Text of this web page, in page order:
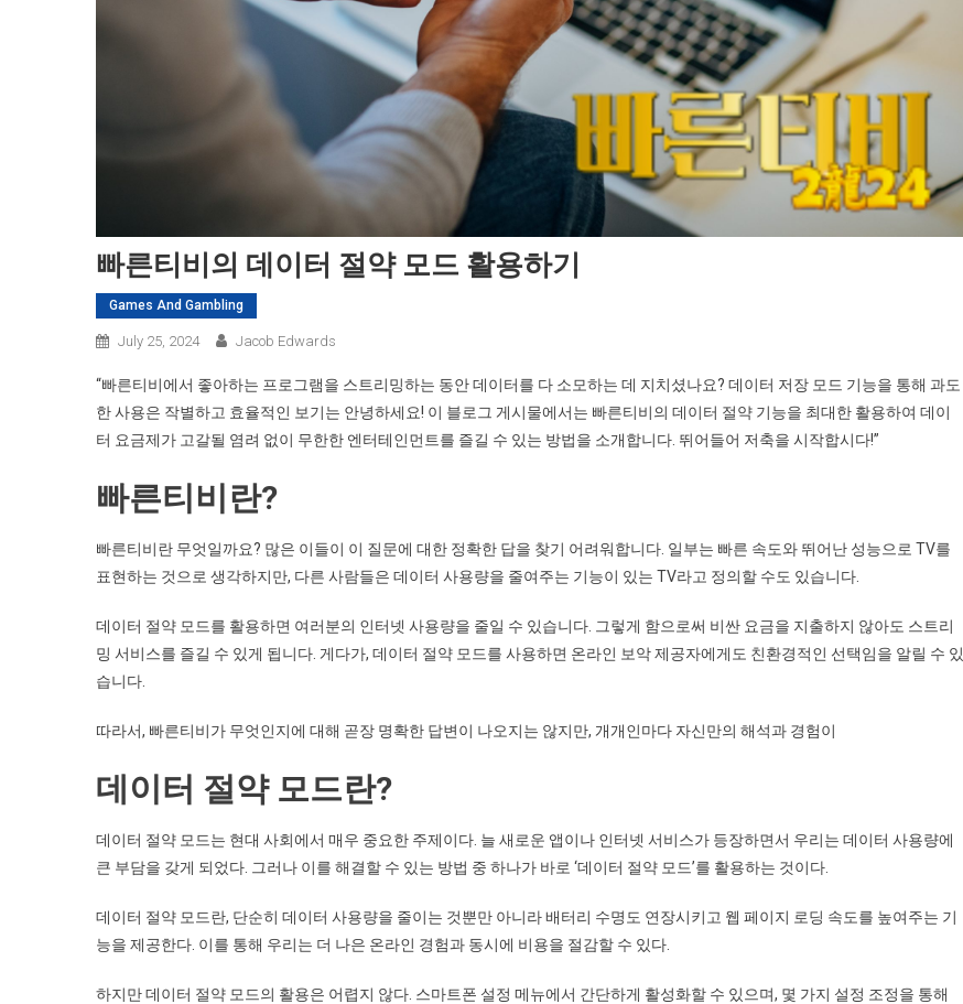
빠른티비의 데이터 절약 모드 활용하기
Games And Gambling
July 25, 2024 Jacob Edwards
“빠른티비에서 좋아하는 프로그램을 스트리밍하는 동안 데이터를 다 소모하는 데 지치셨나요? 데이터 저장 모드 기능을 통해 과도
한 사용은 작별하고 효율적인 보기는 안녕하세요! 이 블로그 게시물에서는 빠른티비의 데이터 절약 기능을 최대한 활용하여 데이
터 요금제가 고갈될 염려 없이 무한한 엔터테인먼트를 즐길 수 있는 방법을 소개합니다. 뛰어들어 저축을 시작합시다!”
빠른티비란?
빠른티비란 무엇일까요? 많은 이들이 이 질문에 대한 정확한 답을 찾기 어려워합니다. 일부는 빠른 속도와 뛰어난 성능으로 TV를
표현하는 것으로 생각하지만, 다른 사람들은 데이터 사용량을 줄여주는 기능이 있는 TV라고 정의할 수도 있습니다.
데이터 절약 모드를 활용하면 여러분의 인터넷 사용량을 줄일 수 있습니다. 그렇게 함으로써 비싼 요금을 지출하지 않아도 스트리
밍 서비스를 즐길 수 있게 됩니다. 게다가, 데이터 절약 모드를 사용하면 온라인 보악 제공자에게도 친환경적인 선택임을 알릴 수 있
습니다.
따라서, 빠른티비가 무엇인지에 대해 곧장 명확한 답변이 나오지는 않지만, 개개인마다 자신만의 해석과 경험이
데이터 절약 모드란?
데이터 절약 모드는 현대 사회에서 매우 중요한 주제이다. 늘 새로운 앱이나 인터넷 서비스가 등장하면서 우리는 데이터 사용량에
큰 부담을 갖게 되었다. 그러나 이를 해결할 수 있는 방법 중 하나가 바로 ‘데이터 절약 모드’를 활용하는 것이다.
데이터 절약 모드란, 단순히 데이터 사용량을 줄이는 것뿐만 아니라 배터리 수명도 연장시키고 웹 페이지 로딩 속도를 높여주는 기
능을 제공한다. 이를 통해 우리는 더 나은 온라인 경험과 동시에 비용을 절감할 수 있다.
하지만 데이터 절약 모드의 활용은 어렵지 않다. 스마트폰 설정 메뉴에서 간단하게 활성화할 수 있으며, 몇 가지 설정 조정을 통해